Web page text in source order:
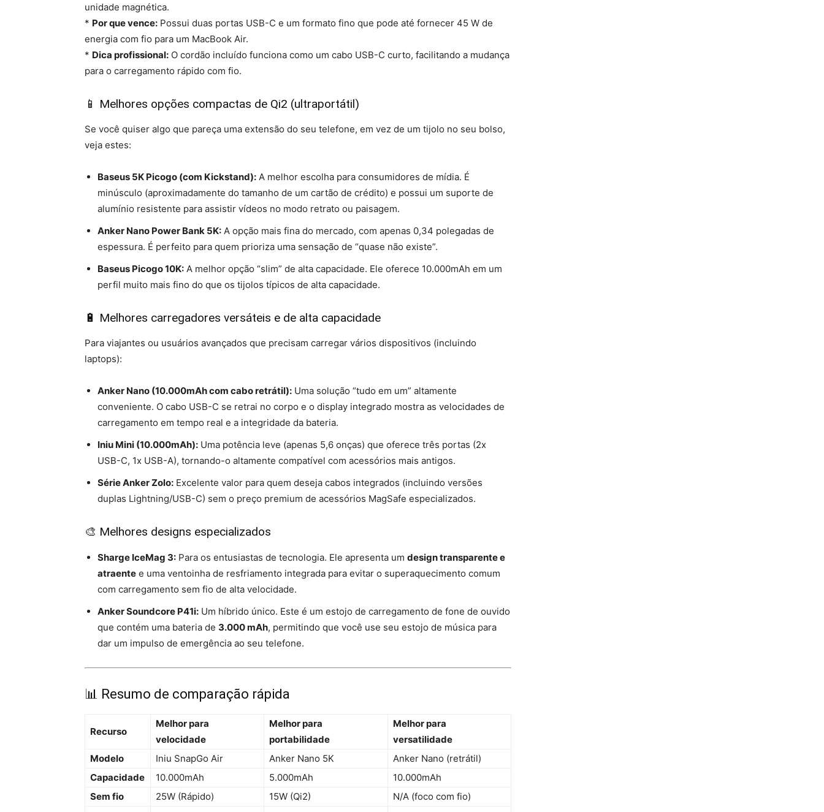
unidade magnética.
* Por que vence: Possui duas portas USB-C e um formato fino que pode até fornecer 45 W de
energia com fio para um MacBook Air.
* Dica profissional: O cordão incluído funciona como um cabo USB-C curto, facilitando a mudança
para o carregamento rápido com fio.
📱 Melhores opções compactas de Qi2 (ultraportátil)
Se você quiser algo que pareça uma extensão do seu telefone, em vez de um tijolo no seu bolso,
veja estes:
Baseus 5K Picogo (com Kickstand): A melhor escolha para consumidores de mídia. É
minúsculo (aproximadamente do tamanho de um cartão de crédito) e possui um suporte de
alumínio resistente para assistir vídeos no modo retrato ou paisagem.
Anker Nano Power Bank 5K: A opção mais fina do mercado, com apenas 0,34 polegadas de
espessura. É perfeito para quem prioriza uma sensação de “quase não existe”.
Baseus Picogo 10K: A melhor opção “slim” de alta capacidade. Ele oferece 10.000mAh em um
perfil muito mais fino do que os tijolos típicos de alta capacidade.
🔋 Melhores carregadores versáteis e de alta capacidade
Para viajantes ou usuários avançados que precisam carregar vários dispositivos (incluindo
laptops):
Anker Nano (10.000mAh com cabo retrátil): Uma solução “tudo em um” altamente
conveniente. O cabo USB-C se retrai no corpo e o display integrado mostra as velocidades de
carregamento em tempo real e a integridade da bateria.
Iniu Mini (10.000mAh): Uma potência leve (apenas 5,6 onças) que oferece três portas (2x
USB-C, 1x USB-A), tornando-o altamente compatível com acessórios mais antigos.
Série Anker Zolo: Excelente valor para quem deseja cabos integrados (incluindo versões
duplas Lightning/USB-C) sem o preço premium de acessórios MagSafe especializados.
🎨 Melhores designs especializados
Sharge IceMag 3: Para os entusiastas de tecnologia. Ele apresenta um design transparente e
atraente e uma ventoinha de resfriamento integrada para evitar o superaquecimento comum
com carregamento sem fio de alta velocidade.
Anker Soundcore P41i: Um híbrido único. Este é um estojo de carregamento de fone de ouvido
que contém uma bateria de 3.000 mAh, permitindo que você use seu estojo de música para
dar um impulso de emergência ao seu telefone.
📊 Resumo de comparação rápida
Recurso
Melhor para
velocidade
Melhor para
portabilidade
Melhor para
versatilidade
Modelo
Iniu SnapGo Air Anker Nano 5K
Anker Nano (retrátil)
Capacidade
10.000mAh 5.000mAh
10.000mAh
Sem fio
25W (Rápido) 15W (Qi2)
N/A (foco com fio)